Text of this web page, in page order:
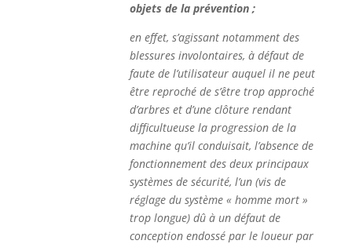
objets de la prévention ;
en effet, s’agissant notamment des
blessures involontaires, à défaut de
faute de l’utilisateur auquel il ne peut
être reproché de s’être trop approché
d’arbres et d’une clôture rendant
difficultueuse la progression de la
machine qu’il conduisait, l’absence de
fonctionnement des deux principaux
systèmes de sécurité, l’un (vis de
réglage du système « homme mort »
trop longue) dû à un défaut de
conception endossé par le loueur par